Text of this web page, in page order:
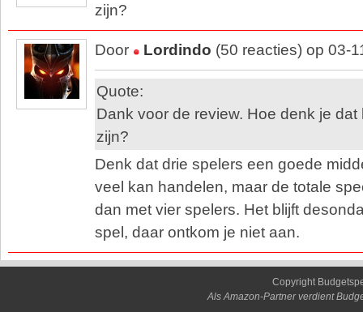
zijn?
Door Lordindo (50 reacties) op 03-
Quote:
Dank voor de review. Hoe denk je
zijn?
Denk dat drie spelers een goede
veel kan handelen, maar de totale
dan met vier spelers. Het blijft
spel, daar ontkom je niet aan.
Copyright
Als Amazon-Partner verdient